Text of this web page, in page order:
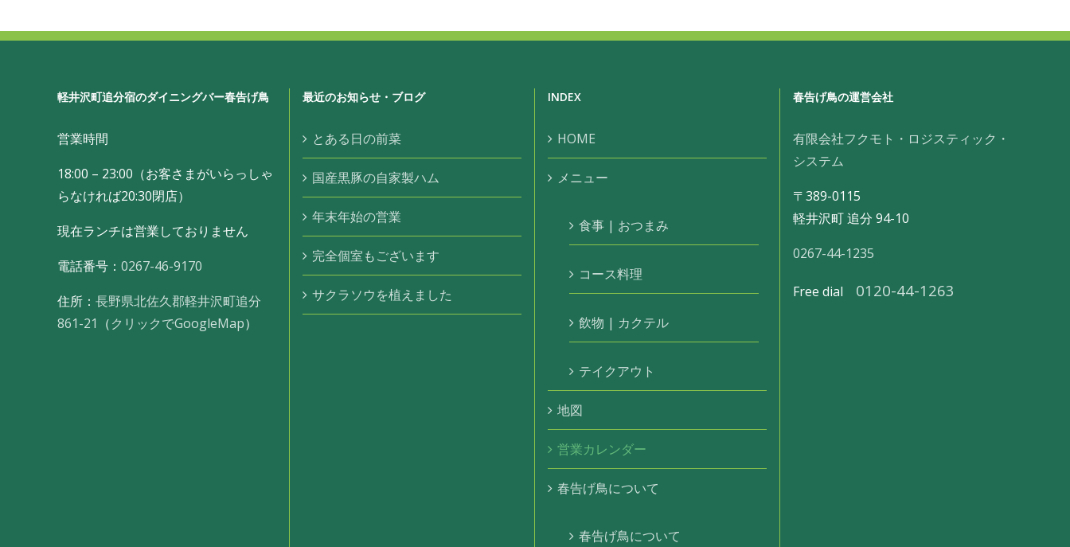
シ
ョ
軽井沢町追分宿のダイニングバー春告げ鳥
営業時間
18:00 – 23:00（お客さまがいらっしゃ
らなければ20:30閉店）
現在ランチは営業しておりません
電話番号： 0267-46-9170
住所： 長野県北佐久郡軽井沢町追分
861-21 （クリックでGoogleMap）
最近のお知らせ・ブログ
とある日の前菜
国産黒豚の自家製ハム
年末年始の営業
完全個室もございます
サクラソウを植えました
INDEX
HOME
メニュー
食事 | おつまみ
コース料理
飲物 | カクテル
テイクアウト
地図
営業カレンダー
春告げ鳥について
春告げ鳥について
春告げ鳥の運営会社
有限会社フクモト・ロジスティック・
システム
〒389-0115
軽井沢町 追分 94-10
0267-44-1235
Free dial 0120-44-1263